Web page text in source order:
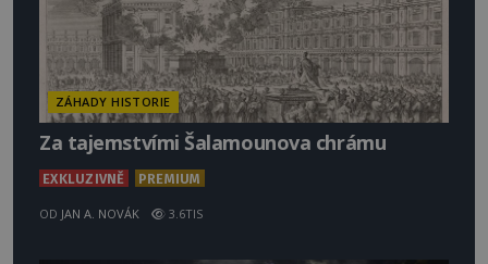
ZÁHADY HISTORIE
Za tajemstvími Šalamounova chrámu
EXKLUZIVNĚ PREMIUM
OD JAN A. NOVÁK 3.6TIS